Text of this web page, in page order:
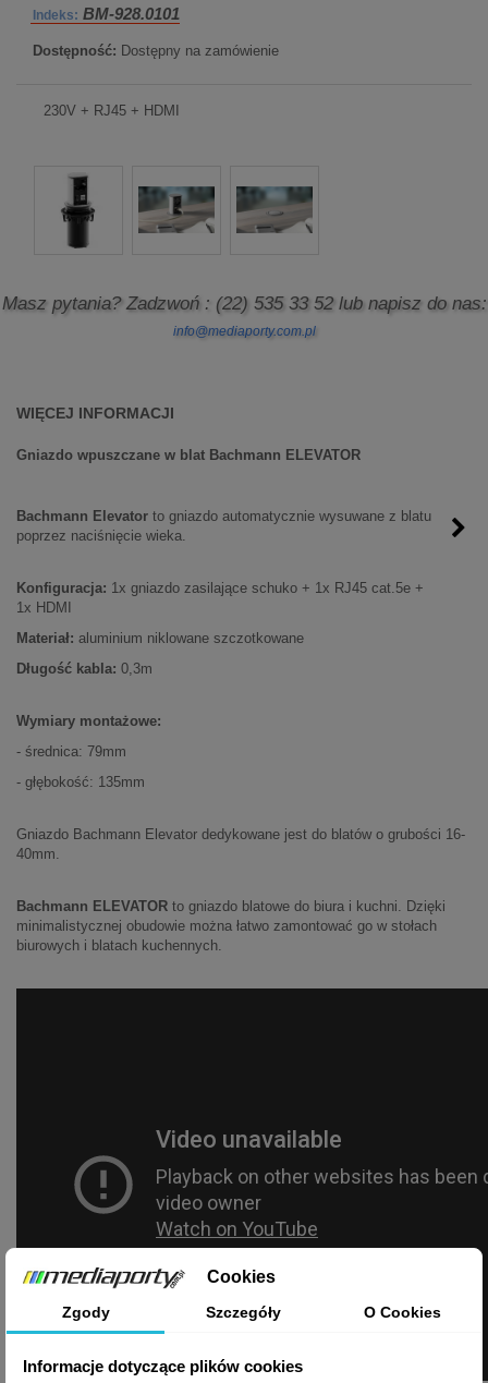
Indeks: BM-928.0101
Dostępność: Dostępny na zamówienie
230V + RJ45 + HDMI
Masz pytania? Zadzwoń : (22) 535 33 52lub napisz do nas:
info@mediaporty.com.pl
WIĘCEJ INFORMACJI
Gniazdo wpuszczane w blat Bachmann ELEVATOR
Bachmann Elevator to gniazdo automatycznie wysuwane z blatu
poprzez naciśnięcie wieka.
Konfiguracja: 1x gniazdo zasilające schuko + 1x RJ45 cat.5e +
1x HDMI
Materiał: aluminium niklowane szczotkowane
Długość kabla: 0,3m
Wymiary montażowe:
- średnica: 79mm
- głębokość: 135mm
Gniazdo Bachmann Elevator dedykowane jest do blatów o grubości 16-
40mm.
Bachmann ELEVATOR to gniazdo blatowe do biura i kuchni. Dzięki
minimalistycznej obudowie można łatwo zamontować go w stołach
biurowych i blatach kuchennych.
Cookies
Zgody Szczegóły O Cookies
Informacje dotyczące plików cookies